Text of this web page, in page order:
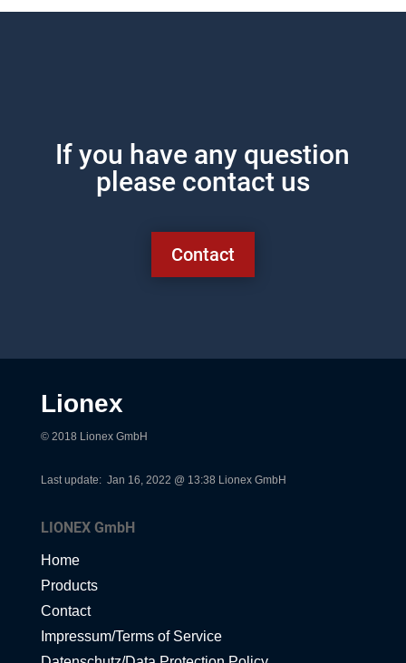
If you have any question
please contact us
Contact
Lionex
© 2018 Lionex GmbH
Last update: Jan 16, 2022 @ 13:38 Lionex GmbH
LIONEX GmbH
Home
Products
Contact
Impressum/Terms of Service